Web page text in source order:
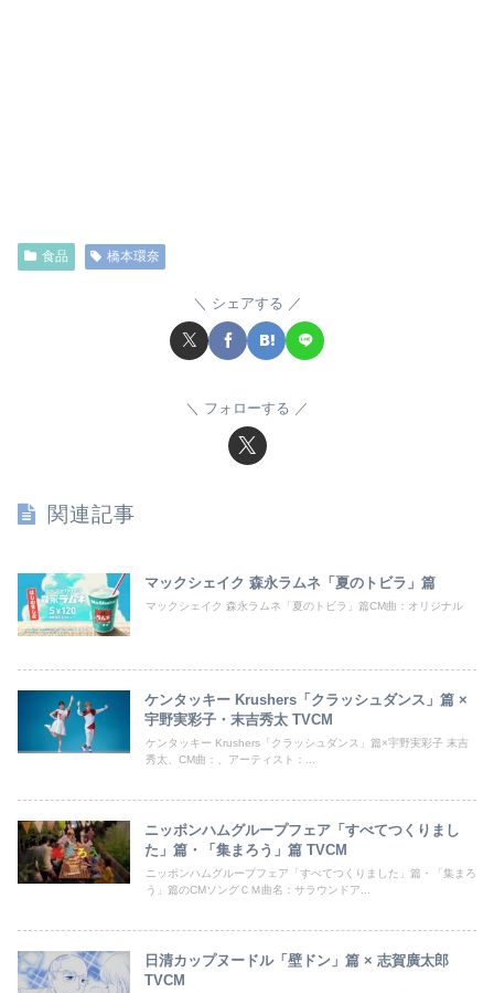
食品 橋本環奈
シェアする
フォローする
関連記事
マックシェイク 森永ラムネ「夏のトビラ」篇
マックシェイク 森永ラムネ「夏のトビラ」篇CM曲：オリジナル
ケンタッキー Krushers「クラッシュダンス」篇 ×
宇野実彩子・末吉秀太 TVCM
ケンタッキー Krushers「クラッシュダンス」篇×宇野実彩子 末吉
秀太、CM曲：、アーティスト：...
ニッポンハムグループフェア「すべてつくりまし
た」篇・「集まろう」篇 TVCM
ニッポンハムグループフェア「すべてつくりました」篇・「集まろ
う」篇のCMソングＣＭ曲名：サラウンドア...
日清カップヌードル「壁ドン」篇 × 志賀廣太郎
TVCM